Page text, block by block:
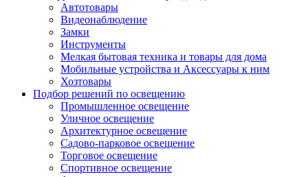
Автотовары
Видеонаблюдение
Замки
Инструменты
Мелкая бытовая техника и товары для дома
Мобильные устройства и Аксессуары к ним
Хозтовары
Подбор решений по освещению
Промышленное освещение
Уличное освещение
Архитектурное освещение
Садово-парковое освещение
Торговое освещение
Спортивное освещение